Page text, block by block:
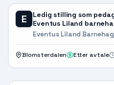
E
Ledig stilling som
Eventus Liland
Eventus Liland
Blomsterdalen Etter avtale